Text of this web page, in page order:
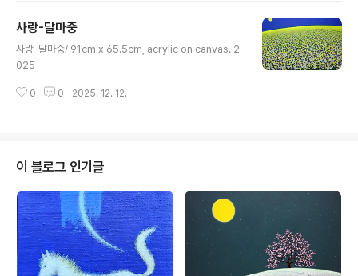
사랑-달마중
사랑-달마중/ 91cm x 65.5cm, acrylic on canvas. 2
025
0 0 2025. 12. 12.
이 블로그 인기글